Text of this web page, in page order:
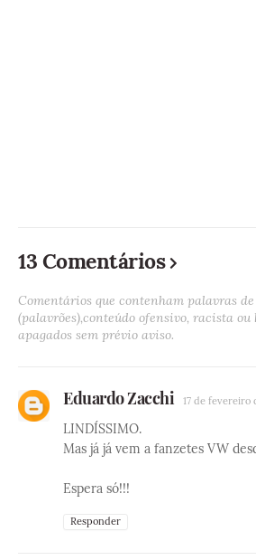
13 Comentários
Comentários que contenham palavras
(palavrões),conteúdo ofensivo, racista ou
apagados sem prévio aviso.
Eduardo Zacchi 17 de fevereiro
LINDÍSSIMO.
Mas já já vem a fanzetes VW
Espera só!!!
Responder